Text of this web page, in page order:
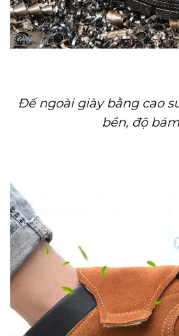
Đế ngoài giày bằng cao
bền, độ